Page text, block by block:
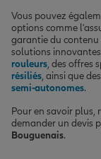
Vous pouvez
options comme
garantie du contenu
solutions
rouleurs, des offres
résiliés, ainsi que
semi-autonomes.
Pour en savoir plus,
demander un devis
Bouguenais.